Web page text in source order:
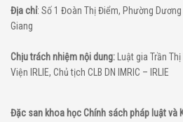
Địa chỉ: Số 1 Đoàn Thị Điểm, Phường
Giang
Chịu trách nhiệm nội dung: Luật gia Trần
Viện IRLIE, Chủ tịch CLB DN IMRIC – IRLIE
Đặc san khoa học Chính sách pháp luật và